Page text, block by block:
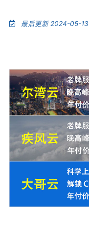
最后更新 2024-05-13